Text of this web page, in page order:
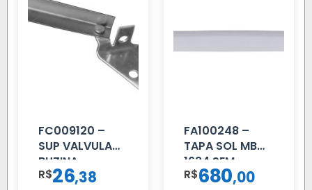
FC009120 –
SUP VALVULA
BUZINA
C/ALAVANCA
R$26,38
FA100248 –
TAPA SOL MB
1634 SEM
SUPORTE FIBRA
R$680,00